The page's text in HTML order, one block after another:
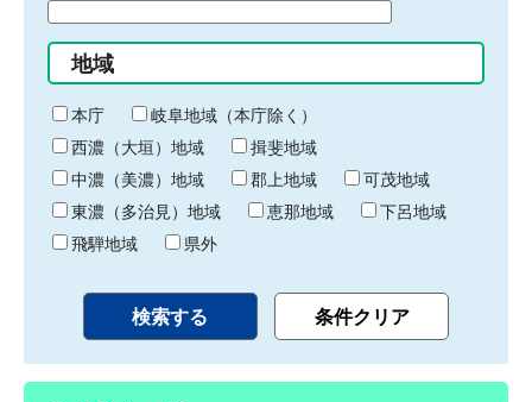
始
り
間
終
わ
り
地域
本庁
岐阜地域（本庁除く）
西濃（大垣）地域
揖斐地域
中濃（美濃）地域
郡上地域
可茂地域
東濃（多治見）地域
恵那地域
下呂地域
飛騨地域
県外